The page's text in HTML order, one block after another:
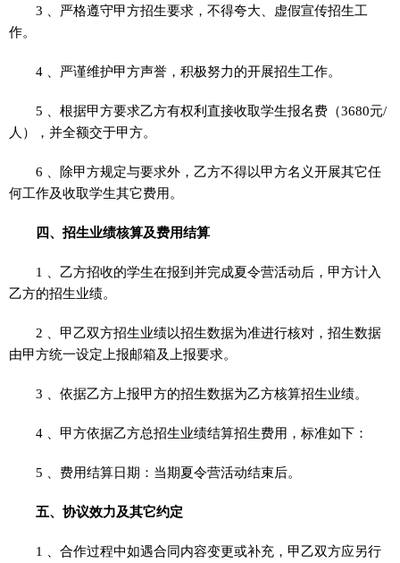
3 、严格遵守甲方招生要求，不得夸大、虚假宣传招生工
作。
4 、严谨维护甲方声誉，积极努力的开展招生工作。
5 、根据甲方要求乙方有权利直接收取学生报名费（3680元/
人），并全额交于甲方。
6 、除甲方规定与要求外，乙方不得以甲方名义开展其它任
何工作及收取学生其它费用。
四、招生业绩核算及费用结算
1 、乙方招收的学生在报到并完成夏令营活动后，甲方计入
乙方的招生业绩。
2 、甲乙双方招生业绩以招生数据为准进行核对，招生数据
由甲方统一设定上报邮箱及上报要求。
3 、依据乙方上报甲方的招生数据为乙方核算招生业绩。
4 、甲方依据乙方总招生业绩结算招生费用，标准如下：
5 、费用结算日期：当期夏令营活动结束后。
五、协议效力及其它约定
1 、合作过程中如遇合同内容变更或补充，甲乙双方应另行